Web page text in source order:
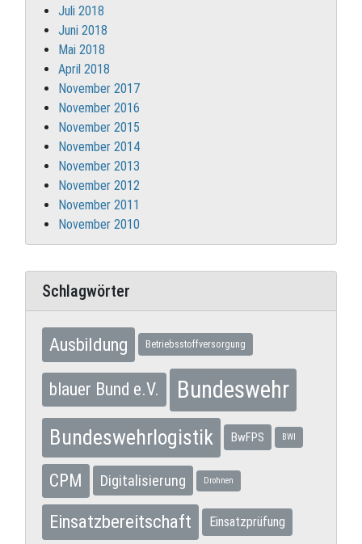
Juli 2018
Juni 2018
Mai 2018
April 2018
November 2017
November 2016
November 2015
November 2014
November 2013
November 2012
November 2011
November 2010
Schlagwörter
Ausbildung Betriebsstoffversorgung
blauer Bund e.V. Bundeswehr
Bundeswehrlogistik BwFPS BWI
CPM Digitalisierung Drohnen
Einsatzbereitschaft Einsatzprüfung